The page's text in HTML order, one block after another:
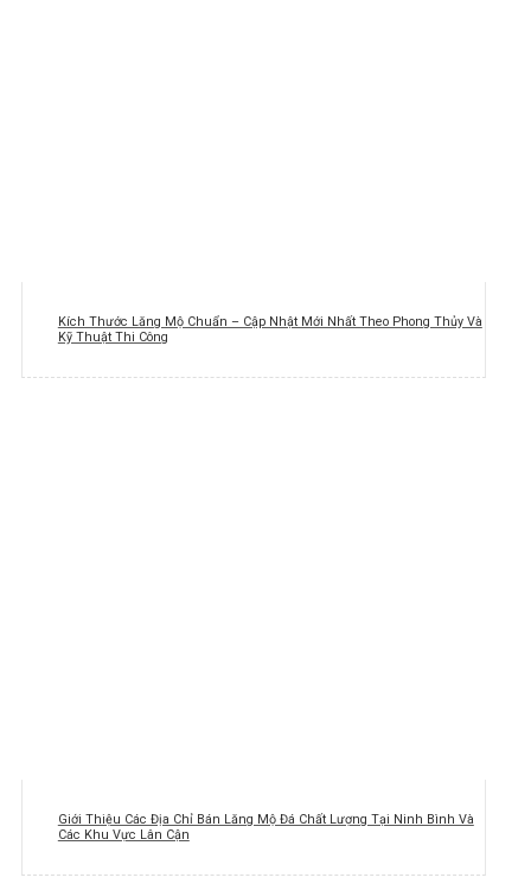
Kích Thước Lăng Mộ Chuẩn – Cập Nhật Mới Nhất Theo Phong Thủy Và
Kỹ Thuật Thi Công
Giới Thiệu Các Địa Chỉ Bán Lăng Mộ Đá Chất Lượng Tại Ninh Bình Và
Các Khu Vực Lân Cận